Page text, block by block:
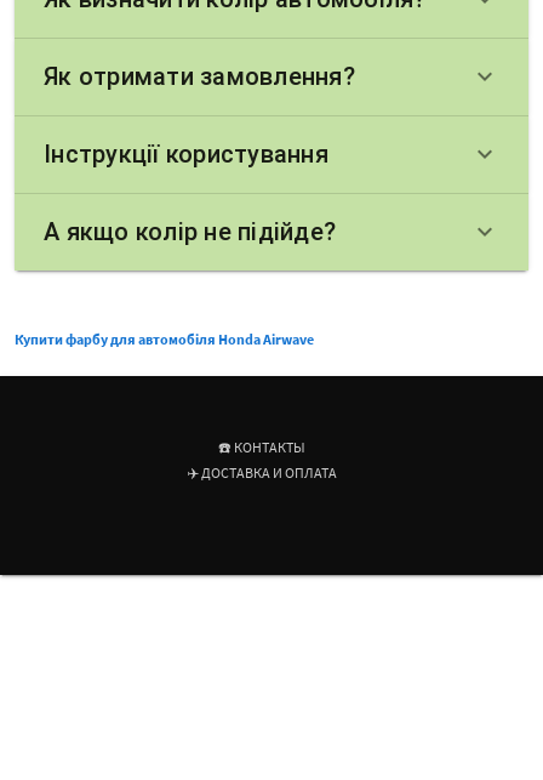
Як отримати замовлення? keyboard_arrow_down
Інструкції користування keyboard_arrow_down
А якщо колір не підійде? keyboard_arrow_down
Купити фарбу для автомобіля Honda Airwave
☎️ КОНТАКТЫ
✈️ ДОСТАВКА И ОПЛАТА